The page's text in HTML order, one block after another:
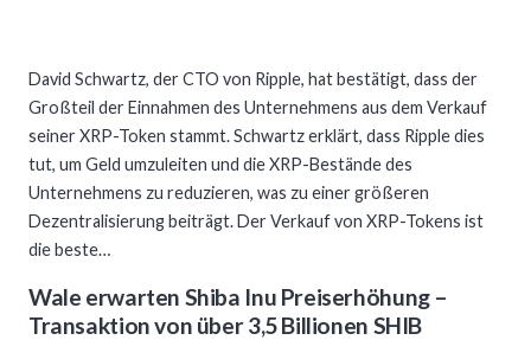
David Schwartz, der CTO von Ripple, hat bestätigt, dass der
Großteil der Einnahmen des Unternehmens aus dem Verkauf
seiner XRP-Token stammt. Schwartz erklärt, dass Ripple dies
tut, um Geld umzuleiten und die XRP-Bestände des
Unternehmens zu reduzieren, was zu einer größeren
Dezentralisierung beiträgt. Der Verkauf von XRP-Tokens ist
die beste…
Wale erwarten Shiba Inu Preiserhöhung –
Transaktion von über 3,5 Billionen SHIB